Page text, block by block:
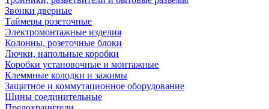
Звонки дверные
Таймеры розеточные
Электромонтажные изделия
Колонны, розеточные блоки
Лючки, напольные коробки
Коробки установочные и монтажные
Клеммные колодки и зажимы
Защитное и коммутационное оборудование
Шины соединительные